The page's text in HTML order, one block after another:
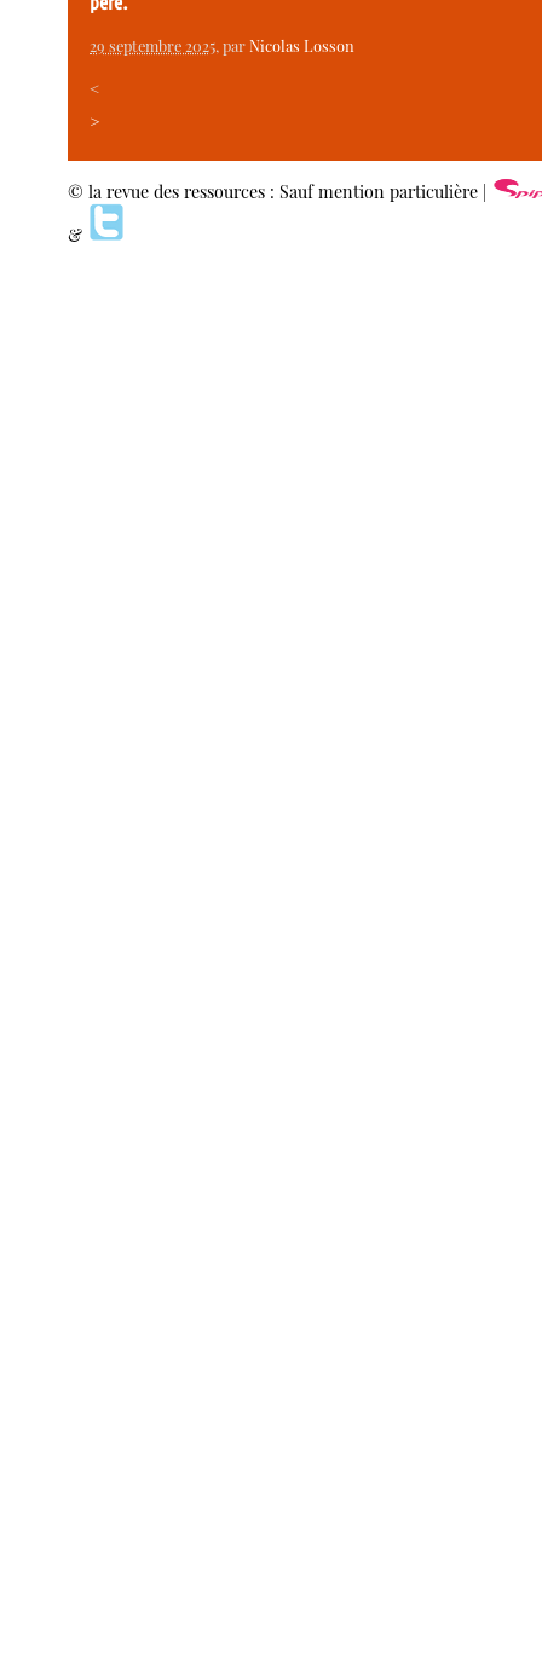
29 septembre 2025, parNicolas Losson
<
>
© la revue des ressources : Sauf mention particulière |
&